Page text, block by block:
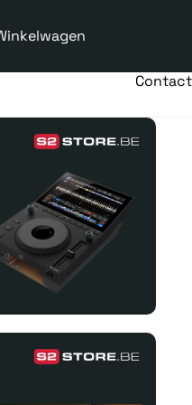
Contact